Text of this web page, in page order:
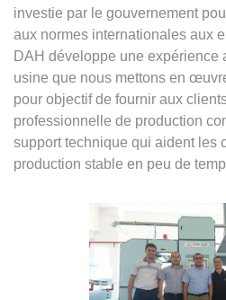
investie par le gouvernement
aux normes internationales aux
DAH développe une expérience
usine que nous mettons en
pour objectif de fournir aux
professionnelle de production
support technique qui aident les
production stable en peu de